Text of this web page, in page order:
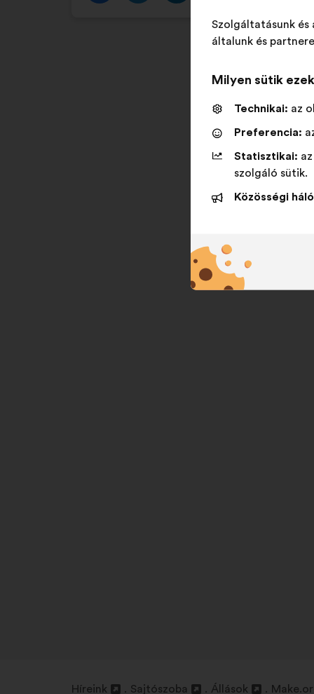
Híreink Sajtószoba Állások
Szolgáltatásunk és
általunk és
Milyen sütik
Technikai: az
Preferencia:
Statisztikai:
szolgáló sütik.
Közösségi